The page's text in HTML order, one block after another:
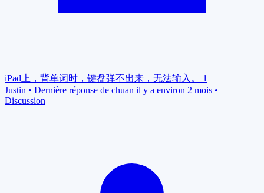
iPad上，背单词时，键盘弹不出来，无法输入。 1
Justin • Dernière réponse de chuan il y a environ 2 mois •
Discussion